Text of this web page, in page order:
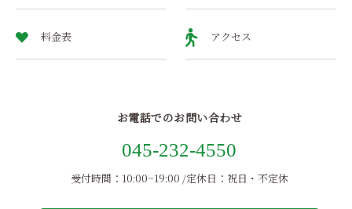
料金表 アクセス
お電話でのお問い合わせ
045-232-4550
受付時間：10:00~19:00 /定休日：祝日・不定休